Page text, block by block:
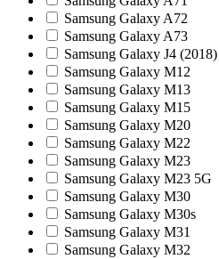
Samsung Galaxy A72
Samsung Galaxy A73
Samsung Galaxy J4 (2018)
Samsung Galaxy M12
Samsung Galaxy M13
Samsung Galaxy M15
Samsung Galaxy M20
Samsung Galaxy M22
Samsung Galaxy M23
Samsung Galaxy M23 5G
Samsung Galaxy M30
Samsung Galaxy M30s
Samsung Galaxy M31
Samsung Galaxy M32